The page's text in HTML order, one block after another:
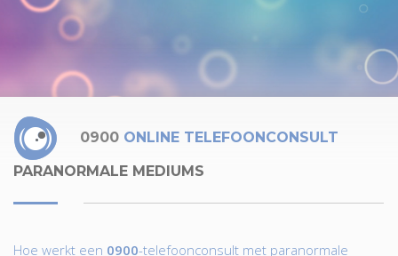
0900 ONLINE TELEFOONCONSULT
PARANORMALE MEDIUMS
Hoe werkt een 0900-telefoonconsult met paranormale